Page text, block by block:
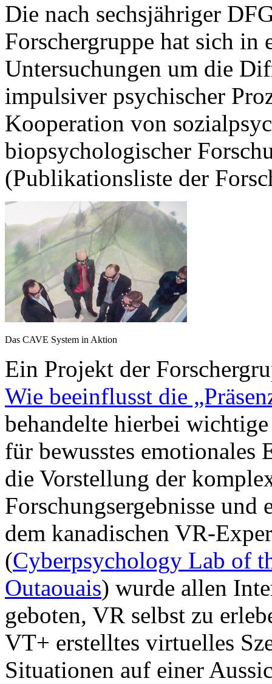
Die nach sechsjähriger
Forschergruppe hat sich in
Untersuchungen um die
impulsiver psychischer
Kooperation von
biopsychologischer
(Publikationsliste der
Das CAVE System in Aktion
Ein Projekt der
Wie beeinflusst die
behandelte hierbei
für bewusstes emotionales
die Vorstellung der
Forschungsergebnisse
dem kanadischen VR-
(Cyberpsychology Lab of
Outaouais) wurde allen
geboten, VR selbst zu
VT+ erstelltes virtuelles
Situationen auf einer